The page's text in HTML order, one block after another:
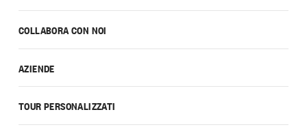
COLLABORA CON NOI
AZIENDE
TOUR PERSONALIZZATI